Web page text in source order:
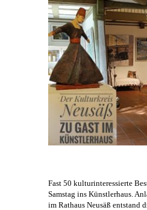
Fast 50 kulturinteressierte
Samstag ins Künstlerhaus .
im Rathaus Neusäß entstand